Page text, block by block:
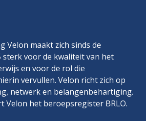
Velon maakt zich sinds de
voor de kwaliteit van het
en voor de rol die
vervullen. Velon richt zich op
netwerk en belangenbehartiging.
Velon het beroepsregister BRLO.